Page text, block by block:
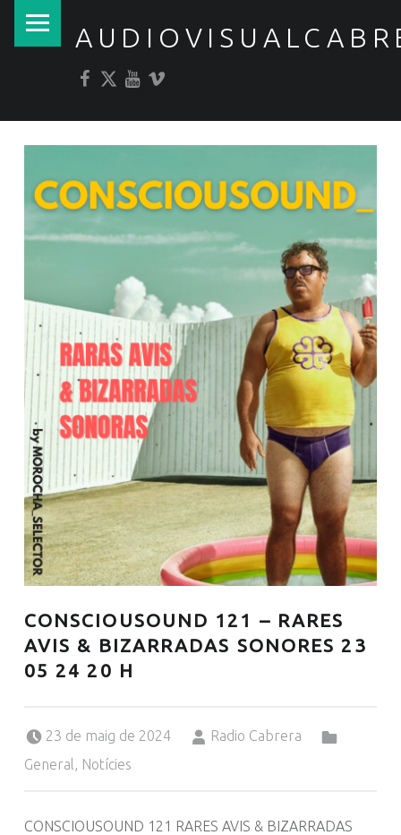
CONSCIOUSOUND 121 – RARES
AVIS & BIZARRADAS SONORES 23
05 24 20 H
23 de maig de 2024
Radio Cabrera
General , Notícies
CONSCIOUSOUND 121 RARES AVIS & BIZARRADAS